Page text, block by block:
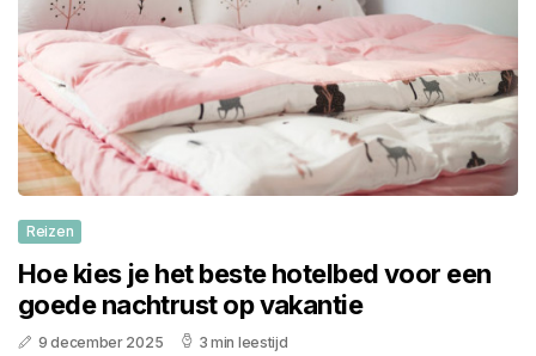
Reizen
Hoe kies je het beste hotelbed voor een
goede nachtrust op vakantie
9 december 2025 3 min leestijd